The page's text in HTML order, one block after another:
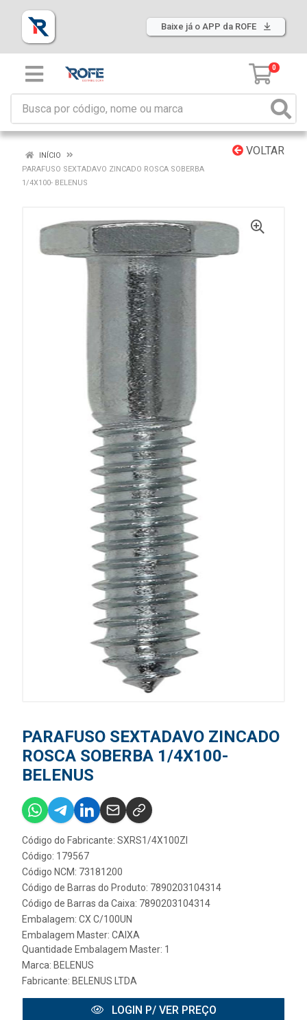
Baixe já o APP da ROFE
0
VOLTAR
INÍCIO
PARAFUSO SEXTADAVO ZINCADO ROSCA SOBERBA
1/4X100- BELENUS
PARAFUSO SEXTADAVO ZINCADO
ROSCA SOBERBA 1/4X100-
BELENUS
Código do Fabricante: SXRS1/4X100ZI
Código: 179567
Código NCM: 73181200
Código de Barras do Produto: 7890203104314
Código de Barras da Caixa: 7890203104314
Embalagem: CX C/100UN
Embalagem Master: CAIXA
Quantidade Embalagem Master: 1
Marca: BELENUS
Fabricante: BELENUS LTDA
LOGIN P/ VER PREÇO